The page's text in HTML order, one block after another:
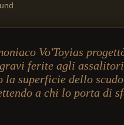
Vo'Toyias
ferite agli
la superficie dello
a chi lo porta di